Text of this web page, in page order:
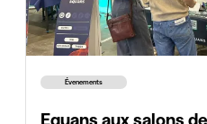
Évenements